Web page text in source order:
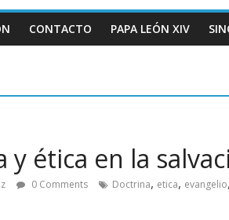
CONTACTO PAPA LEÓN XIV
ética en la
0 Comments Doctrina, etica, evangelio,